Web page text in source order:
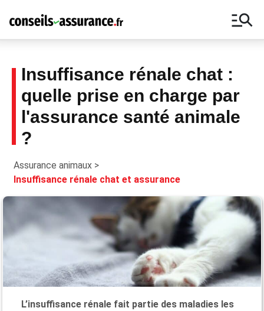
manage_search
Insuffisance rénale chat :
quelle prise en charge par
l'assurance santé animale
?
Assurance animaux >
Insuffisance rénale chat et assurance
L’insuffisance rénale fait partie des maladies les
Bons plans, guides, promotions : ne
manquez rien autour du monde des